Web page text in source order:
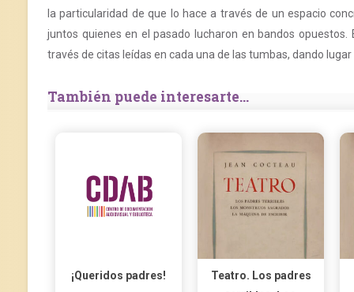
la particularidad de que lo hacea través de un espacio
juntos quienes en el pasado lucharon en bandos
través de citas leídas en cada una de las tumbas, dando
También puede interesarte...
¡Queridos padres!
Teatro. Los padres